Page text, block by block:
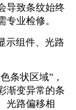
导致条纹始终
业检修。
示组件、光路
条状区域”，
渐变异常的条
光路偏移相